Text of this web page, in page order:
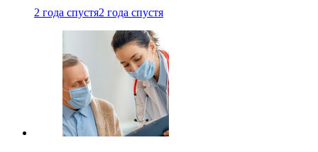
2 года спустя2 года спустя